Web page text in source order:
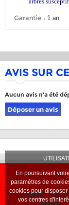
En poursuivant
paramètres de
cookies pour
vos centres
Garantie : 1 an
AVIS SUR
Aucun avis n'a été
Déposer un avis
Contact